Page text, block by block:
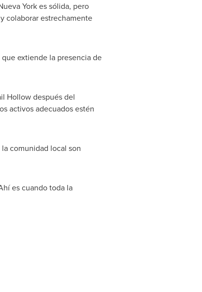
Yorkes sólida, pero
colaborar estrechamente
que extiende la presencia de
Hollow después del
activos adecuados estén
comunidad local son
es cuando toda la